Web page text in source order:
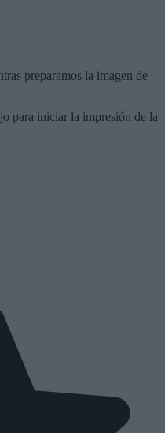
preparamos la imagen de
para iniciar la impresión de la